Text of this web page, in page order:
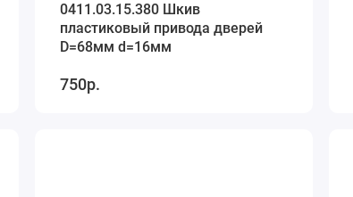
0411.03.15.380 Шкив
пластиковый привода дверей
D=68мм d=16мм
750р.